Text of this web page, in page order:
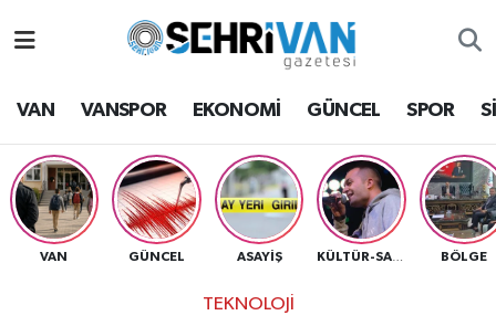
VAN VANSPOR EKONOMİ GÜNCEL SPOR
VAN GÜNCEL ASAYİŞ BÖLGE
TEKNOLOJİ
Van Hava Durumu
VAN Namaz Vakitleri
Van Trafik Yoğunluk Haritası
Süper Lig Puan Durumu ve Fikstür